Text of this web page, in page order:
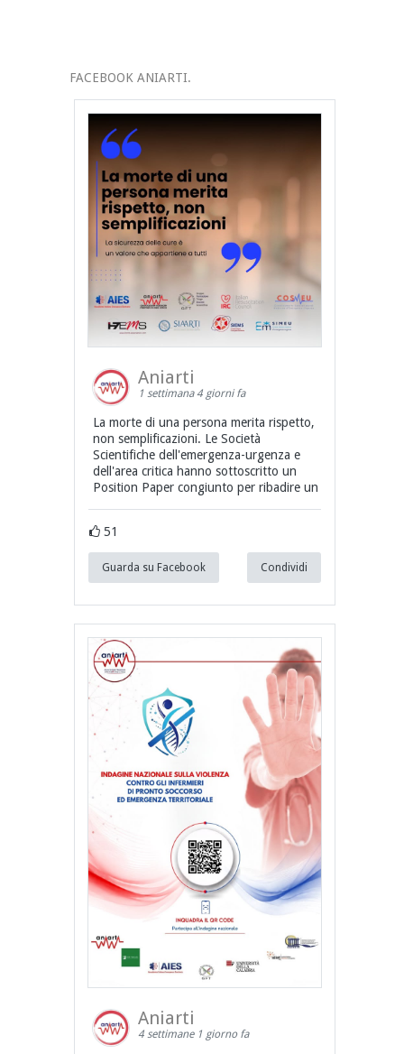
FACEBOOK ANIARTI.
Aniarti
1 settimana 4 giorni fa
La morte di una persona merita rispetto,
non semplificazioni. Le Società
Scientifiche dell'emergenza-urgenza e
dell'area critica hanno sottoscritto un
Position Paper congiunto per ribadire un
51
Guarda su Facebook Condividi
Aniarti
4 settimane 1 giorno fa